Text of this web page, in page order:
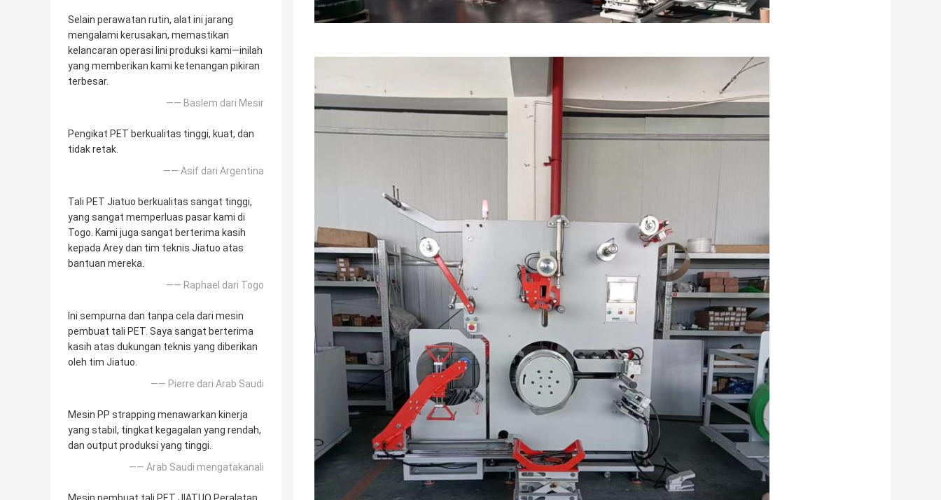
Selain perawatan rutin, alat ini jarang
mengalami kerusakan, memastikan
kelancaran operasi lini produksi kami—inilah
yang memberikan kami ketenangan pikiran
terbesar.
—— Baslem dari Mesir
Pengikat PET berkualitas tinggi, kuat, dan
tidak retak.
—— Asif dari Argentina
Tali PET Jiatuo berkualitas sangat tinggi,
yang sangat memperluas pasar kami di
Togo. Kami juga sangat berterima kasih
kepada Arey dan tim teknis Jiatuo atas
bantuan mereka.
—— Raphael dari Togo
Ini sempurna dan tanpa cela dari mesin
pembuat tali PET. Saya sangat berterima
kasih atas dukungan teknis yang diberikan
oleh tim Jiatuo.
—— Pierre dari Arab Saudi
Mesin PP strapping menawarkan kinerja
yang stabil, tingkat kegagalan yang rendah,
dan output produksi yang tinggi.
—— Arab Saudi mengatakanali